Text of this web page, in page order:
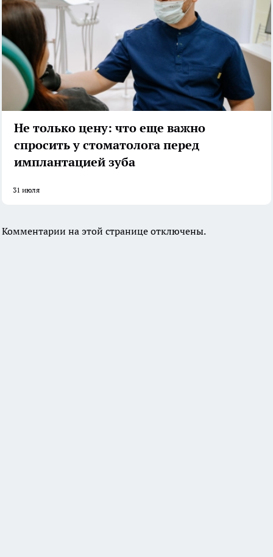
Не только цену: что еще важно
спросить у стоматолога перед
имплантацией зуба
31 июля
Комментарии на этой странице отключены.